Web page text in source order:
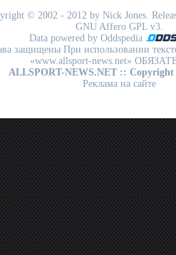
© 2002 - 2012 by Nick Jones.
GNU Affero GPL v3.
Data powered by Oddspedia
защищены При использовании
«www.allsport-news.net»
ALLSPORT-NEWS.NET :: Copyright
Реклама на сайте